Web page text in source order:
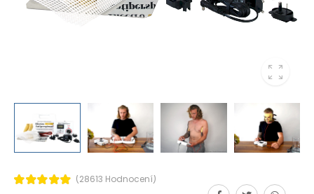
(28613 Hodnocení)